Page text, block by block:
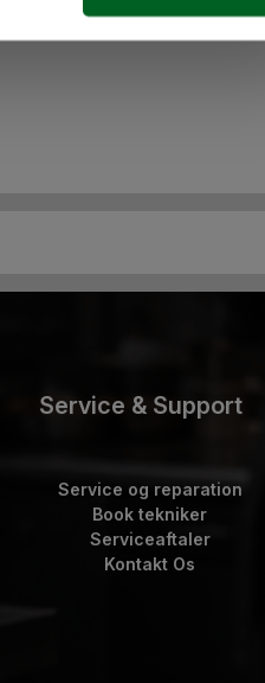
Service & Support
Service og reparation
Book tekniker
Serviceaftaler
Kontakt Os